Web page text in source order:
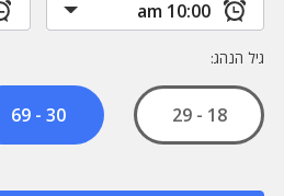
גיל הנהג:
18 - 29
30 - 69